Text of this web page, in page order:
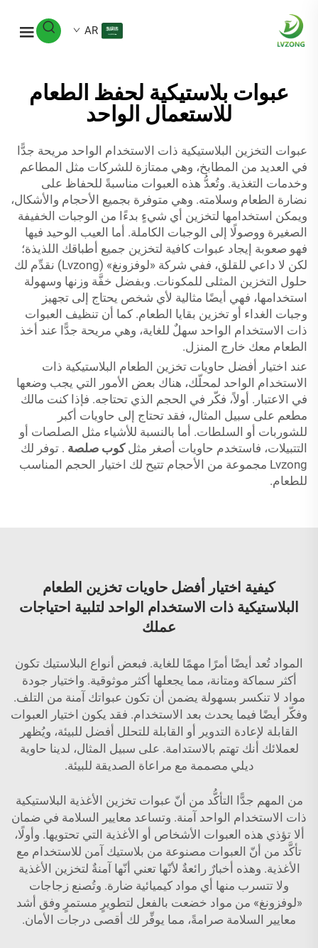
AR
عبوات بلاستيكية لحفظ الطعام
للاستعمال الواحد
عبوات التخزين البلاستيكية ذات الاستخدام الواحد مريحة جدًّا
في العديد من المطابخ، وهي ممتازة للشركات مثل المطاعم
وخدمات التغذية. وتُعدُّ هذه العبوات مناسبةً للحفاظ على
نضارة الطعام وسلامته. وهي متوفرة بجميع الأحجام والأشكال،
ويمكن استخدامها لتخزين أي شيءٍ بدءًا من الوجبات الخفيفة
الصغيرة ووصولًا إلى الوجبات الكاملة. أما العيب الوحيد فيها
فهو صعوبة إيجاد عبوات كافية لتخزين جميع أطباقك اللذيذة؛
لكن لا داعي للقلق، ففي شركة «لوفزونغ» (Lvzong) نقدِّم لك
حلول التخزين المثلى للمكونات. وبفضل خفَّة وزنها وسهولة
استخدامها، فهي أيضًا مثالية لأي شخص يحتاج إلى تجهيز
وجبات الغداء أو تخزين بقايا الطعام. كما أن تنظيف العبوات
ذات الاستخدام الواحد سهلٌ للغاية، وهي مريحة جدًّا عند أخذ
الطعام معك خارج المنزل.
عند اختيار أفضل حاويات تخزين الطعام البلاستيكية ذات
الاستخدام الواحد لمحلّك، هناك بعض الأمور التي يجب وضعها
في الاعتبار. أولاً، فكّر في الحجم الذي تحتاجه. فإذا كنت مالك
مطعم على سبيل المثال، فقد تحتاج إلى حاويات أكبر
للشوربات أو السلطات. أما بالنسبة للأشياء مثل الصلصات أو
التتبيلات، فاستخدم حاويات أصغر مثلكوب صلصة . توفر لك
Lvzong مجموعة من الأحجام تتيح لك اختيار الحجم المناسب
للطعام.
كيفية اختيار أفضل حاويات تخزين الطعام
البلاستيكية ذات الاستخدام الواحد لتلبية احتياجات
عملك
المواد تُعد أيضًا أمرًا مهمًا للغاية. فبعض أنواع البلاستيك تكون
أكثر سماكة ومتانة، مما يجعلها أكثر موثوقية. واختيار جودة
مواد لا تنكسر بسهولة يضمن أن تكون عبواتك آمنة من التلف.
وفكّر أيضًا فيما يحدث بعد الاستخدام. فقد يكون اختيار العبوات
القابلة لإعادة التدوير أو القابلة للتحلل أفضل للبيئة، ويُظهر
لعملائك أنك تهتم بالاستدامة. على سبيل المثال، لدينا حاوية
ديلي مصممة مع مراعاة الصديقة للبيئة.
من المهم جدًّا التأكُّد من أنّ عبوات تخزين الأغذية البلاستيكية
ذات الاستخدام الواحد آمنة. وتساعد معايير السلامة في ضمان
ألا تؤذي هذه العبوات الأشخاص أو الأغذية التي تحتويها. وأولًا،
تأكَّد من أنّ العبوات مصنوعة من بلاستيك آمن للاستخدام مع
الأغذية. وهذه أخبارٌ رائعةٌ لأنّها تعني أنّها آمنةٌ لتخزين الأغذية
ولا تتسرب منها أي مواد كيميائية ضارة. وتُصنع زجاجات
«لوفزونغ» من مواد خضعت بالفعل لتطويرٍ مستمرٍ وفق أشد
معايير السلامة صرامةً، مما يوفِّر لك أقصى درجات الأمان.